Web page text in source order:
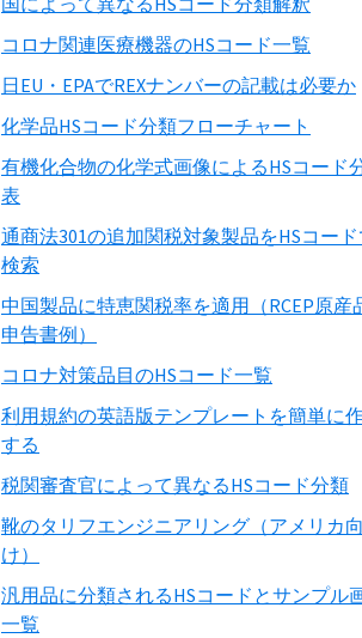
コロナ関連医療機器のHSコード一覧
日EU・EPAでREXナンバーの記載は必要か
化学品HSコード分類フローチャート
有機化合物の化学式画像によるHSコード
表
通商法301の追加関税対象製品をHSコー
検索
中国製品に特恵関税率を適用（RCEP原産
申告書例）
コロナ対策品目のHSコード一覧
利用規約の英語版テンプレートを簡単に
する
税関審査官によって異なるHSコード分類
靴のタリフエンジニアリング（アメリカ向
け）
汎用品に分類されるHSコードとサンプル
一覧